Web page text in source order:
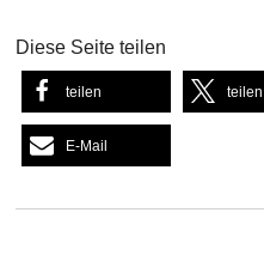
Diese Seite teilen
teilen teilen
E-Mail